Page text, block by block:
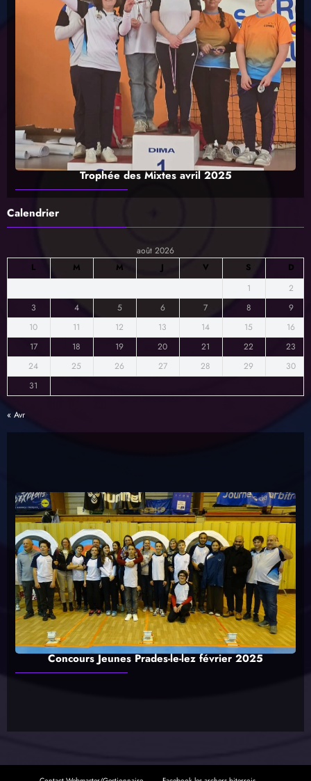
Calendrier
août 2026
L
M M J V S
D
1
2
3
4 5 6 7 8
9
10
11 12 13 14 15
16
17
18 19 20 21 22
23
31